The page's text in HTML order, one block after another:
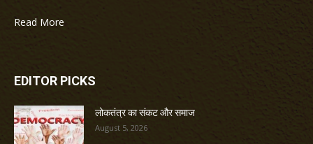
Read More
EDITOR PICKS
लोकतंत्र का संकट और समाज
August 5, 2026